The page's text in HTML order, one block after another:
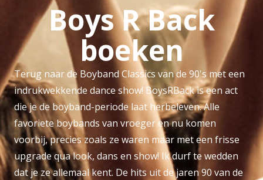
Boys R Back
boeken
Terug naar de Boyband Classics van de 90's met een
indrukwekkende dance show! BoysRBack is een act
die je de boyband-periode laat herbeleven. Alle
favoriete boybands van vroeger en nu komen
voorbij, precies zoals ze waren maar met een frisse
upgrade qua look, dans en show! Ik durf te wedden
dat je ze allemaal kent. De hits uit de jaren 90 van de